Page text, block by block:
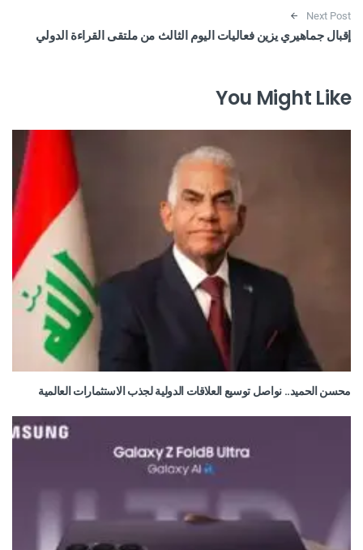
Next Post
إقبال جماهيري يزين فعاليات اليوم الثالث من ملتقى القراءة الدولي
You Might Like
محسن الحميد.. نواصل توسيع العلاقات الدولية لجذب الاستثمارات العالمية